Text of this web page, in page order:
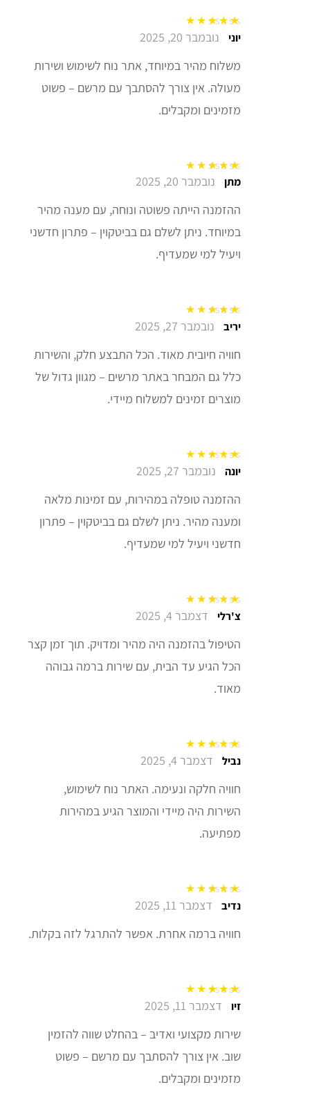
דורג5 מתוך 5 יוני נובמבר 20, 2025
משלוח מהיר במיוחד, אתר נוח לשימוש ושירות
מעולה. אין צורך להסתבך עם מרשם – פשוט
מזמינים ומקבלים.
דורג5מתוך 5 מתן נובמבר 20, 2025
ההזמנה הייתה פשוטה ונוחה, עם מענה מהיר
במיוחד. ניתן לשלם גם בביטקוין – פתרון חדשני
ויעיל למי שמעדיף.
דורג5מתוך 5 יריב נובמבר 27, 2025
חוויה חיובית מאוד. הכל התבצע חלק, והשירות
כלל גם המבחר באתר מרשים – מגוון גדול של
מוצרים זמינים למשלוח מיידי.
דורג5מתוך 5 יונה נובמבר 27, 2025
ההזמנה טופלה במהירות, עם זמינות מלאה
ומענה מהיר. ניתן לשלם גם בביטקוין – פתרון
חדשני ויעיל למי שמעדיף.
דורג5מתוך 5צ'רלי דצמבר 4, 2025
הטיפול בהזמנה היה מהיר ומדויק. תוך זמן קצר
הכל הגיע עד הבית, עם שירות ברמה גבוהה
מאוד.
דורג5מתוך 5 נביל דצמבר 4, 2025
חוויה חלקה ונעימה. האתר נוח לשימוש,
השירות היה מיידי והמוצר הגיע במהירות
מפתיעה.
דורג5מתוך 5 נדיב דצמבר 11, 2025
חוויה ברמה אחרת. אפשר להתרגל לזה בקלות.
דורג5 מתוך 5 זיו דצמבר 11, 2025
שירות מקצועי ואדיב – בהחלט שווה להזמין
שוב. אין צורך להסתבך עם מרשם – פשוט
מזמינים ומקבלים.